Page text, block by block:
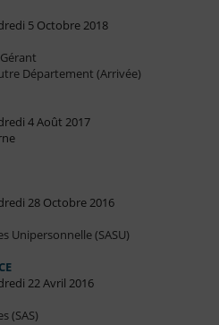
5 Octobre 2018
Département (Arrivée)
4 Août 2017
28 Octobre 2016
Unipersonnelle (SASU)
22 Avril 2016
(SAS)